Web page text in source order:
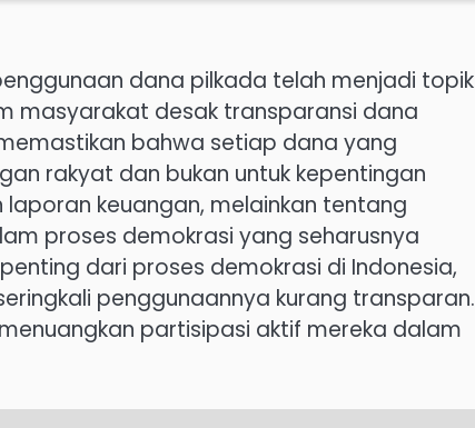
dana pilkada telah menjadi topik
masyarakat desak transparansi dana
bahwa setiap dana yang
rakyat dan bukan untuk kepentingan
keuangan, melainkan tentang
proses demokrasi yang seharusnya
dari proses demokrasi di Indonesia,
penggunaannya kurang transparan.
partisipasi aktif mereka dalam